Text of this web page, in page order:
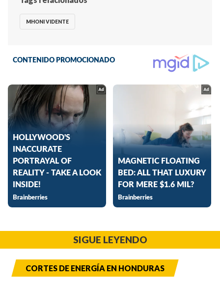
MHONI VIDENTE
SIGUE LEYENDO
CORTES DE ENERGÍA EN HONDURAS